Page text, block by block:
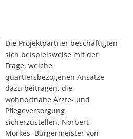
Die Projektpartner beschäftigten
sich beispielsweise mit der
Frage, welche
quartiersbezogenen Ansätze
dazu beitragen, die
wohnortnahe Ärzte- und
Pflegeversorgung
sicherzustellen. Norbert
Morkes, Bürgermeister von